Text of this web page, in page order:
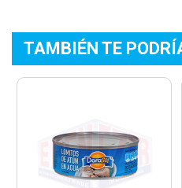
TAMBIÉN TE